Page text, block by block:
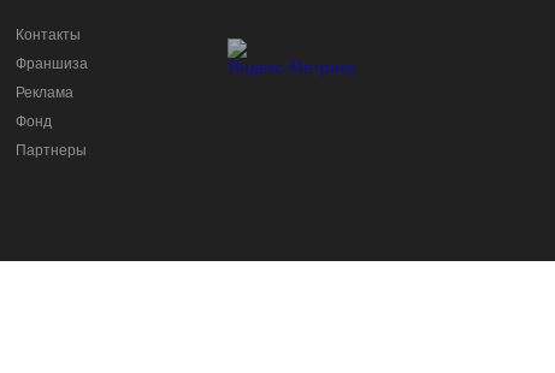
Контакты
Франшиза
Реклама
Фонд
Партнеры